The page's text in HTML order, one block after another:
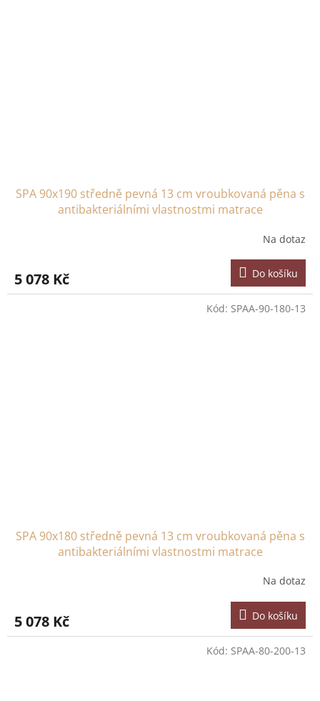
SPA 90x190 středně pevná 13 cm vroubkovaná pěna s
antibakteriálními vlastnostmi matrace
Na dotaz
5 078 Kč Do košíku
SPA 90x180 středně pevná 13 cm vroubkovaná pěna s
antibakteriálními vlastnostmi matrace
Na dotaz
5 078 Kč Do košíku
Kód: SPAA-90-180-13
Kód: SPAA-80-200-13